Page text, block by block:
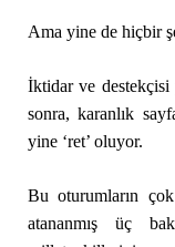
Ama yine de hiçbir
İktidar ve destekçisi
sonra, karanlık
yine ‘ret’ oluyor.
Bu oturumların
atananmış üç